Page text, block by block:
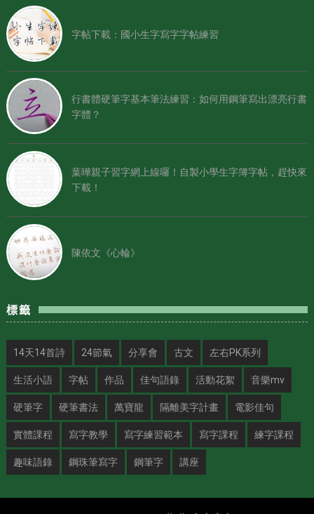
字帖下載：國小生字寫字字帖練習
行書體硬筆字基本筆法練習：如何用鋼筆寫出漂亮行書
字體？
葉曄親子習字網上線囉！自製小學生字簿字帖，趕快來
下載！
陳依文《心輪》
標籤
14天14首詩 24節氣 分享會 古文 左右PK系列
生活小語 字帖 作品 佳句語錄 活動花絮 音樂mv
硬筆字 硬筆書法 萬寶龍 隔離美字計畫 電影佳句
實體課程 寫字教學 寫字練習範本 寫字課程 練字課程
趣味語錄 鋼珠筆寫字 鋼筆字 講座